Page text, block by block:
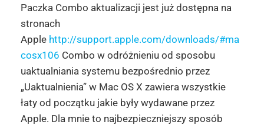
Paczka Combo aktualizacji jest już dostępna na
stronach
Apple http://support.apple.com/downloads/#ma
cosx106 Combo w odróżnieniu od sposobu
uaktualniania systemu bezpośrednio przez
„Uaktualnienia” w Mac OS X zawiera wszystkie
łaty od początku jakie były wydawane przez
Apple. Dla mnie to najbezpieczniejszy sposób